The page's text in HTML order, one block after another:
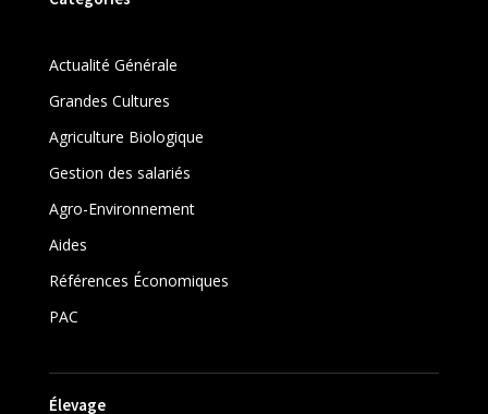
Actualité Générale
Grandes Cultures
Agriculture Biologique
Gestion des salariés
Agro-Environnement
Aides
Références Économiques
PAC
Élevage